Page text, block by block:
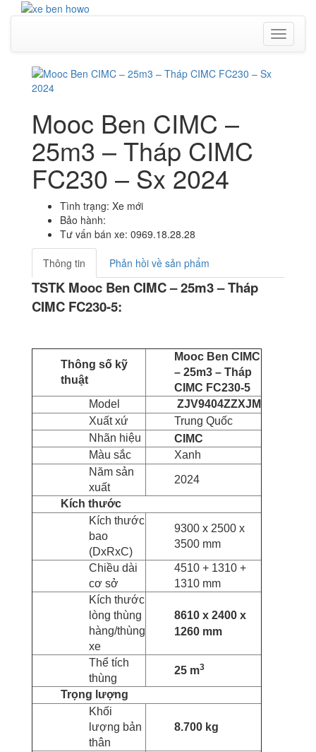
Toggle
Mooc Ben CIMC –
25m3 – Tháp CIMC
FC230 – Sx 2024
Tình trạng: Xe mới
Bảo hành:
Tư vấn bán xe: 0969.18.28.28
Thông tin Phản hồi về sản phẩm
TSTK Mooc Ben CIMC – 25m3 – Tháp
CIMC FC230-5:
Thông số kỹ
thuật
Mooc Ben CIMC
– 25m3 – Tháp
CIMC FC230-5
Model
ZJV9404ZZXJM
Xuất xứ
Trung Quốc
Nhãn hiệu
CIMC
Màu sắc
Xanh
Năm sản
xuất
2024
Kích thước
Kích thước
bao
(DxRxC)
9300 x 2500 x
3500 mm
Chiều dài
cơ sở
4510 + 1310 +
1310 mm
Kích thước
lòng thùng
hàng/thùng
xe
8610 x 2400 x
1260 mm
Thể tích
thùng
25 m3
Trọng lượng
Khối
lượng bản
thân
8.700 kg